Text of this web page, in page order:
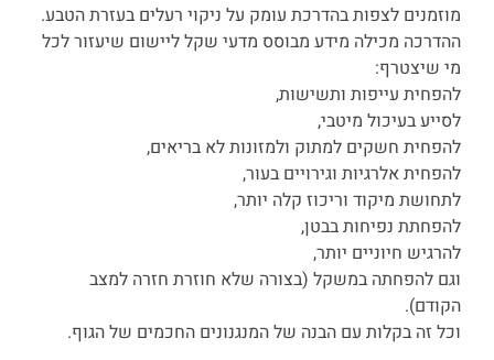
מוזמנים לצפות בהדרכת עומק על ניקוי רעלים בעזרת הטבע.
ההדרכה מכילה מידע מבוסס מדעי שקל ליישום שיעזור לכל
מי שיצטרף:
להפחית עייפות ותשישות,
לסייע בעיכול מיטבי,
להפחית חשקים למתוק ולמזונות לא בריאים,
להפחית אלרגיות וגירויים בעור,
לתחושת מיקוד וריכוז קלה יותר,
להפחתת נפיחות בבטן,
להרגיש חיוניים יותר,
וגם להפחתה במשקל (בצורה שלא חוזרת חזרה למצב
הקודם).
וכל זה בקלות עם הבנה של המנגנונים החכמים של הגוף.